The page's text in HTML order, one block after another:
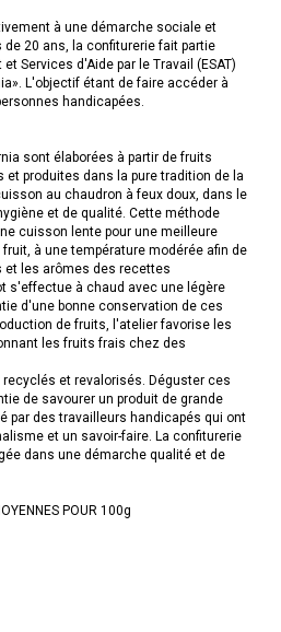
à une démarche sociale et
de 20 ans, la confiturerie fait partie
Services d'Aide par le Travail (ESAT)
L'objectif étant de faire accéder à
handicapées.
sont élaborées à partir de fruits
produites dans la pure tradition de la
au chaudron à feux doux, dans le
et de qualité. Cette méthode
cuisson lente pour une meilleure
à une température modérée afin de
les arômes des recettes
s'effectue à chaud avec une légère
d'une bonne conservation de ces
de fruits, l'atelier favorise les
les fruits frais chez des
et revalorisés. Déguster ces
de savourer un produit de grande
par des travailleurs handicapés qui ont
et un savoir-faire. La confiturerie
dans une démarche qualité et de
POUR 100g